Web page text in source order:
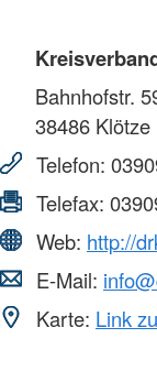
Bahnhofstr.
38486 Klötze
Telefon:
Telefax:
Web: http://
E-Mail:
Karte: Link